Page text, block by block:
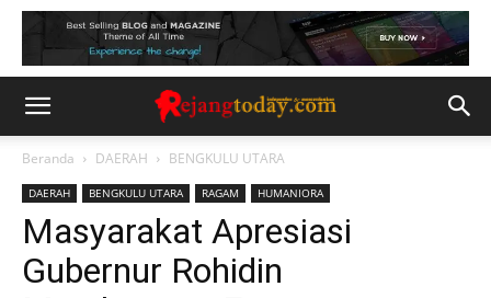
Beranda DAERAH BENGKULU UTARA
DAERAH BENGKULU UTARA RAGAM HUMANIORA
Masyarakat Apresiasi
Gubernur Rohidin